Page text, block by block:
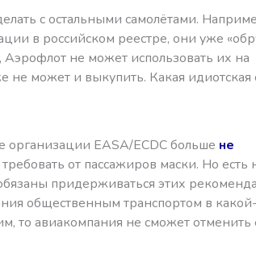
с остальными самолётами.
в российском реестре, они уже
Аэрофлот не может использовать их на
может и выкупить. Какая идиотская
организации EASA/ECDC больше не
от пассажиров маски. Но есть
придерживаться этих
общественным транспортом в
то авиакомпания не сможет отменить